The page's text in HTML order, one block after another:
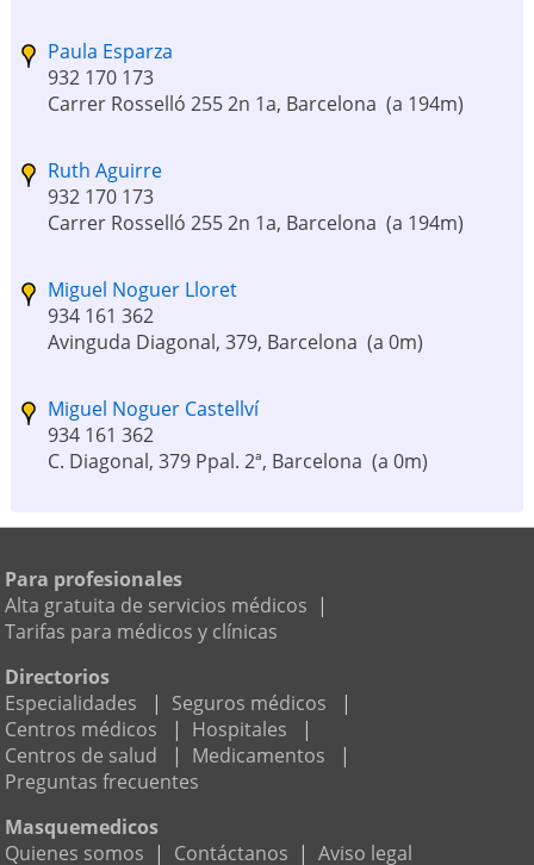
Paula Esparza
932 170 173
Carrer Rosselló 255 2n 1a, Barcelona (a 194m)
Ruth Aguirre
932 170 173
Carrer Rosselló 255 2n 1a, Barcelona (a 194m)
Miguel Noguer Lloret
934 161 362
Avinguda Diagonal, 379, Barcelona (a 0m)
Miguel Noguer Castellví
934 161 362
C. Diagonal, 379 Ppal. 2ª, Barcelona (a 0m)
Clínica Dental Barcelona
Pau Claris 194-196, bajos, Barcelona
Isabel Angulo
932 170 173
Carrer Rosselló 255 2n 1a, Barcelona
Gustavo Avalos
931 580 202
Roger de Lluria 124, bajos, Barcelona
Para profesionales
Alta gratuita de servicios médicos |
Tarifas para médicos y clínicas
Directorios
Especialidades
| Seguros médicos
|
Centros médicos
| Hospitales
|
Centros de salud
| Medicamentos
|
Preguntas frecuentes
Masquemedicos
Quienes somos | Contáctanos | Aviso legal